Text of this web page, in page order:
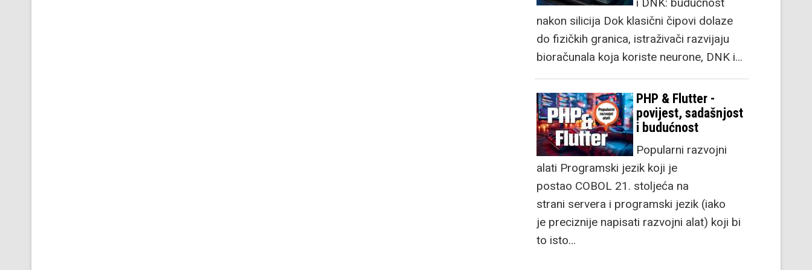
nakon silicija Dok klasični čipovi dolaze
do fizičkih granica, istraživači razvijaju
bioračunala koja koriste neurone, DNK i…
PHP & Flutter -
povijest, sadašnjost
i budućnost
Popularni razvojni
alati Programski jezik koji je
postao COBOL 21. stoljeća na
strani servera i programski jezik (iako
je preciznije napisati razvojni alat) koji bi
to isto…